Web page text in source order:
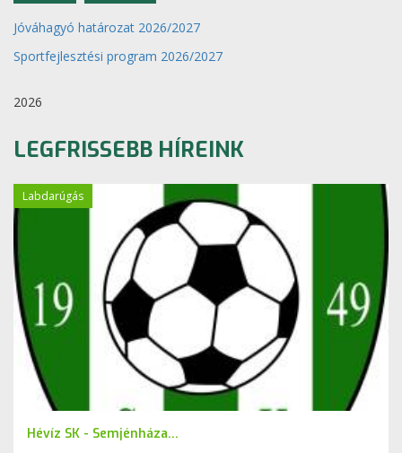
Jóváhagyó határozat 2026/2027
Sportfejlesztési program 2026/2027
2026
LEGFRISSEBB HÍREINK
Labdarúgás
Hévíz SK - Semjénháza...